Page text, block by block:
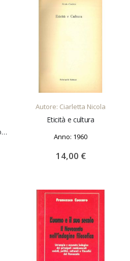
La ricerca filosofica nella coscienza delle nuove generazioni
AGGIUNGI AL CARRELLO
Autore: Ciarletta Nicola
Eticità e cultura
Anno: 1960
14,00 €